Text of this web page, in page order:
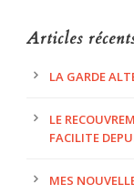
Articles
LA GARDE
LE
FACILITE
MES